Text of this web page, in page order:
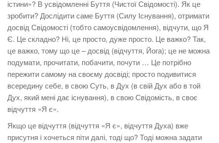
істини»? В усвідомленні Буття (Чистої Свідомості). Як це
зробити? Дослідити саме Буття (Силу Існування), отримати
досвід Свідомості (тобто самоусвідомлення), відчути, що Я
Є. Це складно? Ні, це просто, дуже просто. Це важко? Так,
це важко, тому що це – досвід (відчуття, Йога); це не можна
подумати, прочитати, побачити, почути … Це потрібно
пережити самому на своєму досвіді; просто подивитися
всередину себе, в свою Суть, в Дух (в свій Дух або в той
Дух, який мені дає існування), в свою Свідомість, в своє
відчуття «Я є».
Якщо це відчуття (відчуття «Я є», відчуття Духа) вже
присутня і хочеться піти далі, тоді що? Тоді можна задати